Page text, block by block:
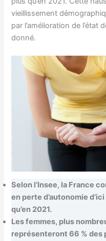
vieillissement
par l’amélioration de l’état
donné.
Selon l’Insee, la France
en perte d’autonomie
qu’en 2021.
Les femmes, plus
représenteront 66 % des